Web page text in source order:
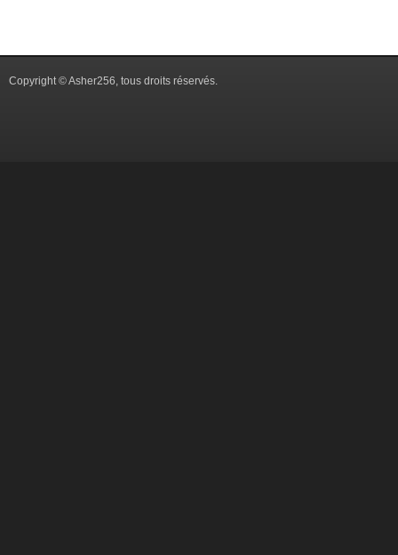
Copyright © Asher256, tous droits réservés.